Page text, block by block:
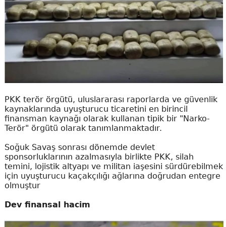
PKK terör örgütü, uluslararası raporlarda ve güvenlik
kaynaklarında uyuşturucu ticaretini en birincil
finansman kaynağı olarak kullanan tipik bir "Narko-
Terör" örgütü olarak tanımlanmaktadır.
Soğuk Savaş sonrası dönemde devlet
sponsorluklarının azalmasıyla birlikte PKK, silah
temini, lojistik altyapı ve militan iaşesini sürdürebilmek
için uyuşturucu kaçakçılığı ağlarına doğrudan entegre
olmuştur
Dev finansal hacim